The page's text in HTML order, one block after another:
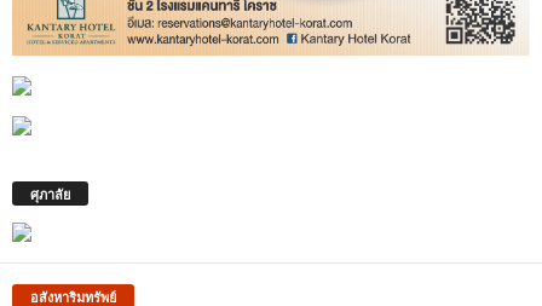
ศุภาลัย
อสังหาริมทรัพย์